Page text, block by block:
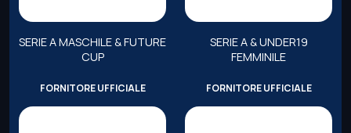
SERIE A MASCHILE & FUTURE
CUP
SERIE A & UNDER19
FEMMINILE
FORNITORE UFFICIALE FORNITORE UFFICIALE